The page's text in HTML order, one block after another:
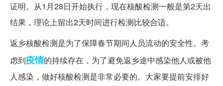
证明。从1月28日开始执行，现在核酸检测一般是第2天出
结果，理论上留出2天时间进行检测比较合适。
返乡核酸检测是为了保障春节期间人员流动的安全性。考
虑到疫情的持续存在，为了避免返乡途中感染他人或被他
人感染，做好核酸检测是非常必要的。大家要提前安排好